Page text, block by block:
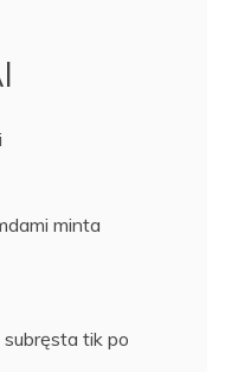
minta
tik po